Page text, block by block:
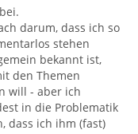
darum, dass ich so
stehen
bekannt ist,
den Themen
will - aber ich
in die Problematik
dass ich ihm (fast)